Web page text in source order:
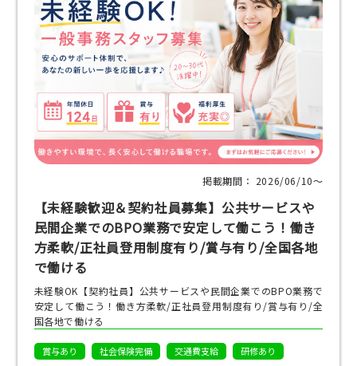
掲載期間： 2026/06/10〜
【未経験歓迎＆契約社員募集】公共サービスや
民間企業でのBPO業務で安定して働こう！働き
方柔軟/正社員登用制度有り/賞与有り/全国各地
で働ける
未経験OK【契約社員】公共サービスや民間企業でのBPO業務で
安定して働こう！働き方柔軟/正社員登用制度有り/賞与有り/全
国各地で働ける
賞与あり 社会保険完備 交通費支給
研修あり